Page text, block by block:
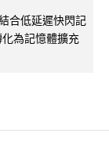
合低延遲快閃記
為記憶體擴充